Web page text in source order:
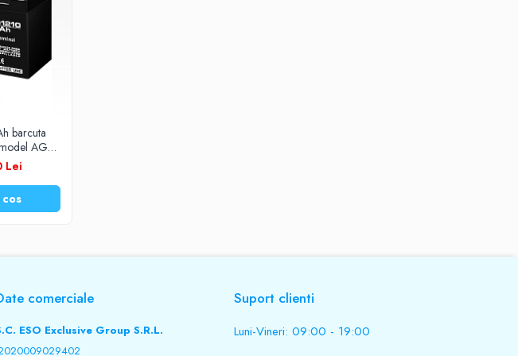
barcuta
AGM
Lei
comerciale
ESO Exclusive Group S.R.L.
Suport clienti
Luni-Vineri: 09:00 - 19:00